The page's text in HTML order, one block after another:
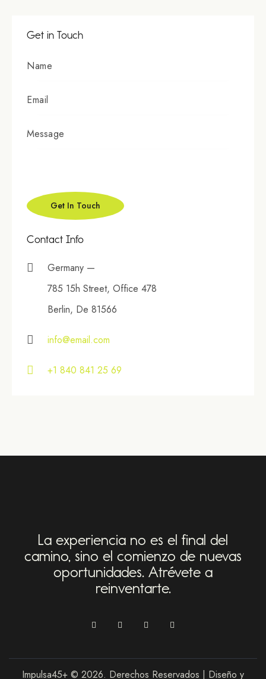
Get in Touch
Contact Info
Germany —
785 15h Street, Office 478
Berlin, De 81566
info@email.com
+1 840 841 25 69
La experiencia no es el final del
camino, sino el comienzo de nuevas
oportunidades. Atrévete a
reinventarte.
Impulsa45+ © 2026. Derechos Reservados | Diseño y